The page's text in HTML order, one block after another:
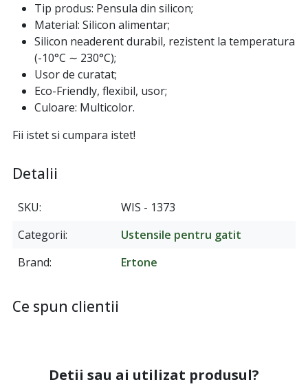
Tip produs: Pensula din silicon;
Material: Silicon alimentar;
Silicon neaderent durabil, rezistent la temperatura
(-10°C ∼ 230°C);
Usor de curatat;
Eco-Friendly, flexibil, usor;
Culoare: Multicolor.
Fii istet si cumpara istet!
Detalii
SKU
WIS - 1373
Categorii
Ustensile pentru gatit
Brand
Ertone
Ce spun clientii
Detii sau ai utilizat produsul?